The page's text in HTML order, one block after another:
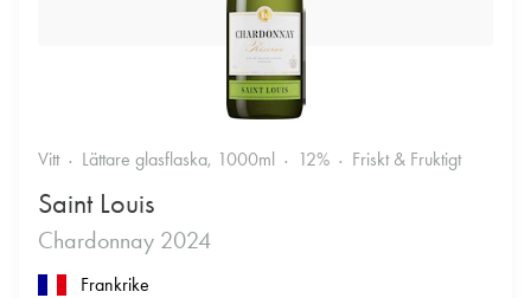
Vitt Lättare glasflaska, 1000ml 12% Friskt & Fruktigt
Saint Louis
Chardonnay 2024
Frankrike